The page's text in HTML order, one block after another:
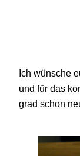
Ich wünsche
und für das
grad schon